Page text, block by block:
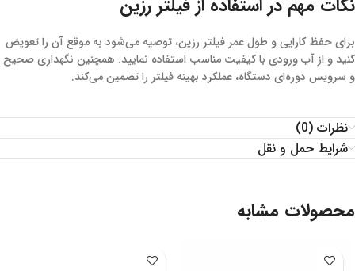
نکات مهم در استفاده از فیلتر رزین
برای حفظ کارایی و طول عمر فیلتر رزین، توصیه می‌شود به موقع آن را تعویض
کنید و از آب ورودی با کیفیت مناسب استفاده نمایید. همچنین نگهداری صحیح
و سرویس دوره‌ای دستگاه، عملکرد بهینه فیلتر را تضمین می‌کند.
نظرات (0)
شرایط حمل و نقل
محصولات مشابه